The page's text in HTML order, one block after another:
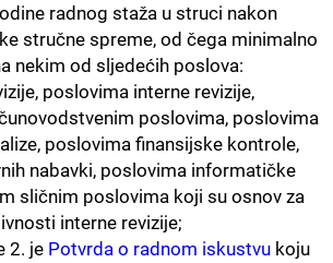
radnog staža u struci nakon
stručne spreme, od čega minimalno
nekim od sljedećih poslova:
poslovima interne revizije,
poslovima, poslovima
poslovima finansijske kontrole,
nabavki, poslovima informatičke
sličnim poslovima koji su osnov za
interne revizije;
2. je Potvrda o radnom iskustvu koju